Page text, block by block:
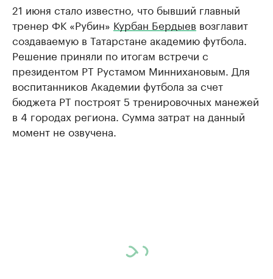
21 июня стало известно, что бывший главный
тренер ФК «Рубин» Курбан Бердыев возглавит
создаваемую в Татарстане академию футбола.
Решение приняли по итогам встречи с
президентом РТ Рустамом Миннихановым. Для
воспитанников Академии футбола за счет
бюджета РТ построят 5 тренировочных манежей
в 4 городах региона. Сумма затрат на данный
момент не озвучена.